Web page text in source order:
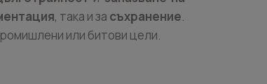
, така и за съхранение.
или битови цели.